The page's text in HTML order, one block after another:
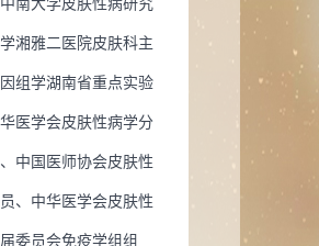
特聘教授 卫生部有突出贡献的中
南省科学技术进步一等奖 湖南
技术进步一等奖 教育部高等学
联盟杰出贡献奖
南大学皮肤性病研究
湘雅二医院皮肤科主
组学湖南省重点实验
医学会皮肤性病学分
中国医师协会皮肤性
、中华医学会皮肤性
委员会免疫学组组